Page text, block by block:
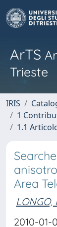
ArTS
Trieste
IRIS
1
1.1
Area
LONGO,
2010-01-